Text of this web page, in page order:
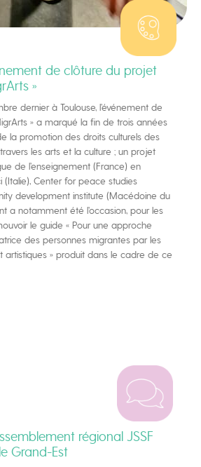
de clôture du projet
»
dernier à Toulouse, l’événement de
» a marqué la fin de trois années
la promotion des droits culturels des
les arts et la culture ; un projet
de l’enseignement (France) en
(Italie), Center for peace studies
development institute (Macédoine du
a notamment été l’occasion, pour les
le guide « Pour une approche
des personnes migrantes par les
artistiques » produit dans le cadre de ce
régional JSSF
Grand-Est